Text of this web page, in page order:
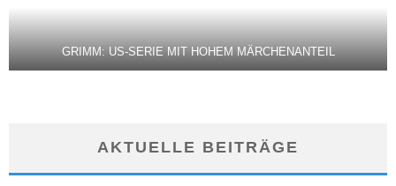
GRIMM: US-SERIE MIT HOHEM MÄRCHENANTEIL
AKTUELLE BEITRÄGE